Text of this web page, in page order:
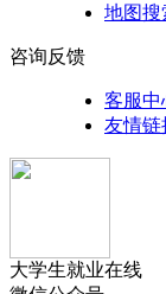
地图搜
咨询反馈
客服中
友情链
大学生就业在线